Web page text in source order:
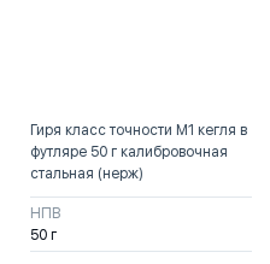
Гиря класс точности М1 кегля в
футляре 50 г калибровочная
стальная (нерж)
НПВ
50 г